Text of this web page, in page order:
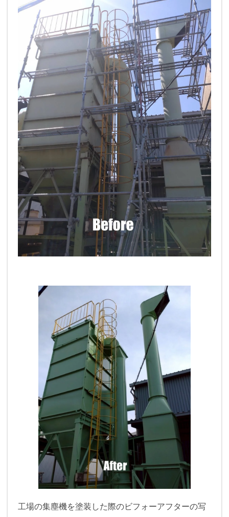
工場の集塵機を塗装した際のビフォーアフターの写